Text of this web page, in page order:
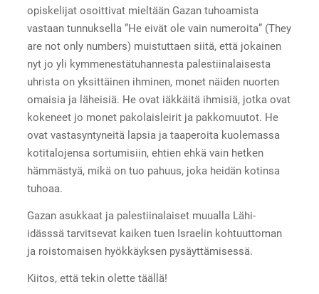
opiskelijat osoittivat mieltään Gazan tuhoamista
vastaan tunnuksella ”He eivät ole vain numeroita” (They
are not only numbers) muistuttaen siitä, että jokainen
nyt jo yli kymmenestätuhannesta palestiinalaisesta
uhrista on yksittäinen ihminen, monet näiden nuorten
omaisia ja läheisiä. He ovat iäkkäitä ihmisiä, jotka ovat
kokeneet jo monet pakolaisleirit ja pakkomuutot. He
ovat vastasyntyneitä lapsia ja taaperoita kuolemassa
kotitalojensa sortumisiin, ehtien ehkä vain hetken
hämmästyä, mikä on tuo pahuus, joka heidän kotinsa
tuhoaa.
Gazan asukkaat ja palestiinalaiset muualla Lähi-
idässsä tarvitsevat kaiken tuen Israelin kohtuuttoman
ja roistomaisen hyökkäyksen pysäyttämisessä.
Kiitos, että tekin olette täällä!